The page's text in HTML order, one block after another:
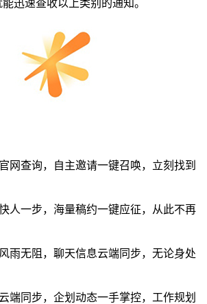
迅速查收以上类别的通知。
查询，自主邀请一键召唤，立刻找到
一步，海量稿约一键应征，从此不再
无阻，聊天信息云端同步，无论身处
同步，企划动态一手掌控，工作规划